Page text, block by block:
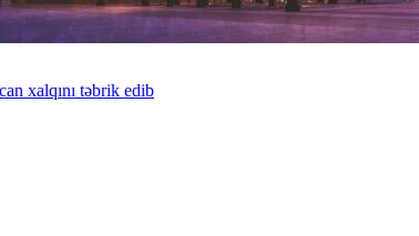
xalqını təbrik edib